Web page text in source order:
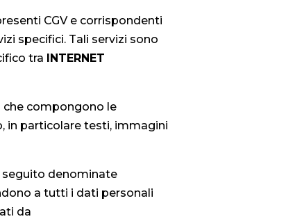
CGV e corrispondenti
specifici. Tali servizi sono
tra INTERNET
compongono le
in particolare testi, immagini
seguito denominate
a tutti i dati personali
da